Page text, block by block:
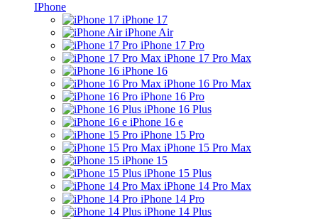
IPhone
iPhone 17
iPhone Air
iPhone 17 Pro
iPhone 17 Pro Max
iPhone 16
iPhone 16 Pro Max
iPhone 16 Pro
iPhone 16 Plus
iPhone 16 e
iPhone 15 Pro
iPhone 15 Pro Max
iPhone 15
iPhone 15 Plus
iPhone 14 Pro Max
iPhone 14 Pro
iPhone 14 Plus